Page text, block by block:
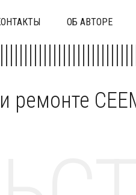
ОБ АВТОРЕ
ремонте